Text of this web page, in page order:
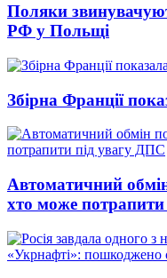
Поляки
РФ у Польщі
Збірна Франції
Автоматичний
хто може